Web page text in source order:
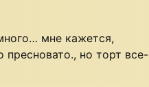
мне кажется,
но торт все-